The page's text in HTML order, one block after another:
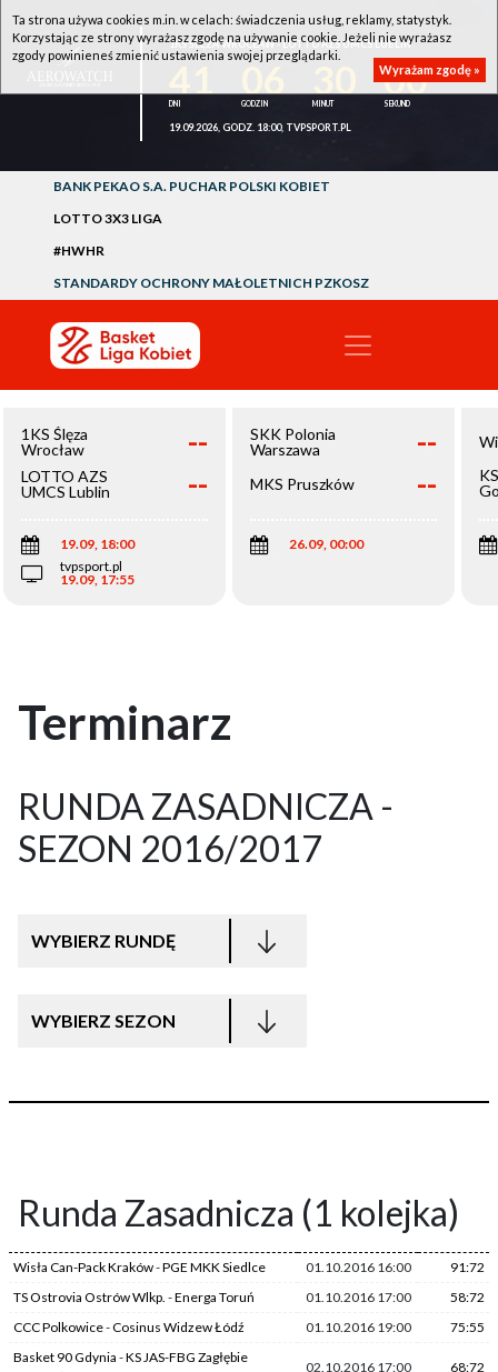
1KS ŚLĘZA WROCŁAW - LOTTO AZS UMCS LUBLIN
00
19.09.2026, GODZ. 18:00, TVPSPORT.PL
BANK PEKAO S.A. PUCHAR POLSKI KOBIET
LOTTO 3X3 LIGA
#HWHR
STANDARDY OCHRONY MAŁOLETNICH PZKOSZ
1KS Ślęza
Wrocław
--
LOTTO AZS
UMCS Lublin
--
19.09, 18:00
tvpsport.pl
19.09, 17:55
SKK Polonia
Warszawa
--
MKS Pruszków --
26.09, 00:00
Terminarz
RUNDA ZASADNICZA -
SEZON 2016/2017
WYBIERZ RUNDĘ
WYBIERZ SEZON
Runda Zasadnicza (1 kolejka)
Wisła Can-Pack Kraków-PGE MKK Siedlce 01.10.2016 16:00
91:72
TS Ostrovia Ostrów Wlkp. -Energa Toruń 01.10.2016 17:00
58:72
CCC Polkowice-Cosinus Widzew Łódź 01.10.2016 19:00
75:55
Basket 90 Gdynia -KS JAS-FBG Zagłębie
02.10.2016 17:00 68:72
Ta strona używa cookies m.in. w celach: świadczenia usług, reklamy, statystyk.
Korzystając ze strony wyrażasz zgodę na używanie cookie. Jeżeli nie wyrażasz
zgody powinieneś zmienić ustawienia swojej przeglądarki.
Wyrażam zgodę »